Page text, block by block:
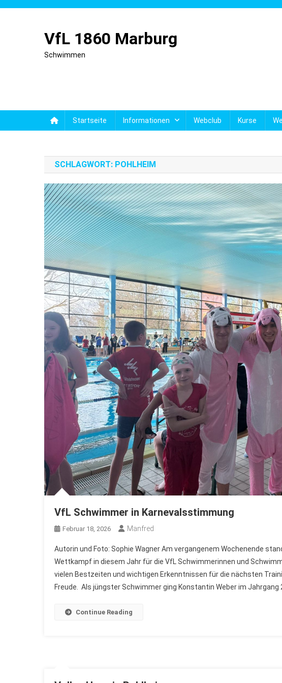
VfL 1860 Marburg
Schwimmen
Startseite Informationen Webclub Kurse
SCHLAGWORT: POHLHEIM
VfL Schwimmer in Karnevalsstimmung
Februar 18, 2026 Manfred
Autorin und Foto: Sophie Wagner Am vergangenem Wochenende
Wettkampf in diesem Jahr für die VfL Schwimmerinnen und
vielen Bestzeiten und wichtigen Erkenntnissen für die nächsten
Freude. Als jüngster Schwimmer ging Konstantin Weber im Jahrgang
Continue Reading